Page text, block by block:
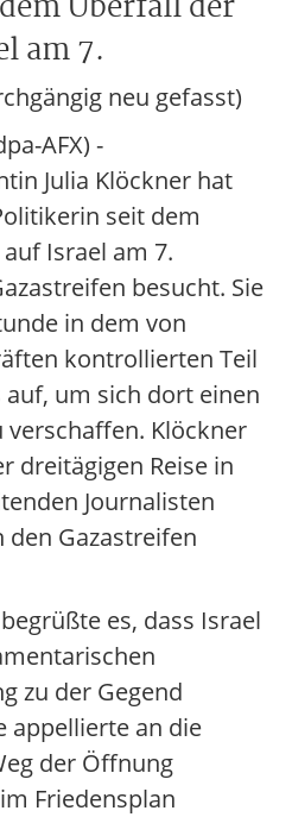
am 7.
neu gefasst)
AFX) -
Julia Klöckner hat
seit dem
Israel am 7.
besucht. Sie
in dem von
kontrollierten Teil
um sich dort einen
verschaffen. Klöckner
dreitägigen Reise in
Journalisten
Gazastreifen
es, dass Israel
zu der Gegend
appellierte an die
der Öffnung
Friedensplan